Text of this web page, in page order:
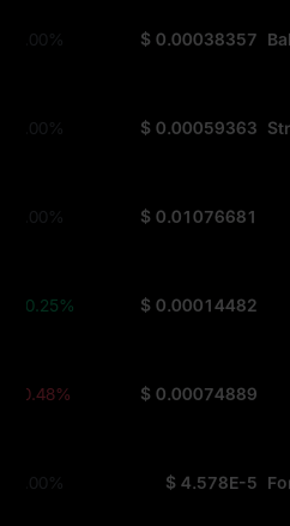
$ 0.00038357
0.00%
$ 0.00059363
0.00%
$ 0.01076681
0.00%
$ 0.00014482
+0.25%
$ 0.00074889
-0.48%
$ 4.578E-5
0.00%